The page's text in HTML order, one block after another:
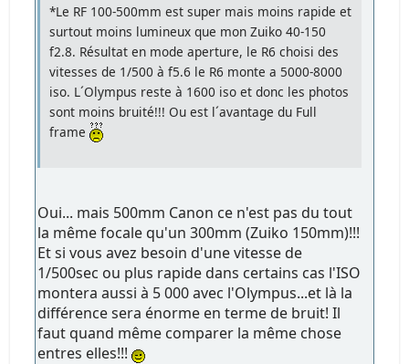
*Le RF 100-500mm est super mais moins rapide et
surtout moins lumineux que mon Zuiko 40-150
f2.8. Résultat en mode aperture, le R6 choisi des
vitesses de 1/500 à f5.6 le R6 monte a 5000-8000
iso. L´Olympus reste à 1600 iso et donc les photos
sont moins bruité!!! Ou est l´avantage du Full
frame
Oui... mais 500mm Canon ce n'est pas du tout
la même focale qu'un 300mm (Zuiko 150mm)!!!
Et si vous avez besoin d'une vitesse de
1/500sec ou plus rapide dans certains cas l'ISO
montera aussi à 5 000 avec l'Olympus...et là la
différence sera énorme en terme de bruit! Il
faut quand même comparer la même chose
entres elles!!!